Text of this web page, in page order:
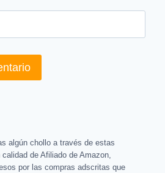
algún chollo a través de estas
de Afiliado de Amazon,
por las compras adscritas que